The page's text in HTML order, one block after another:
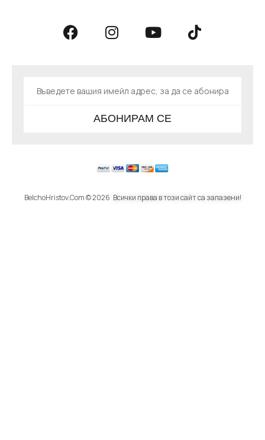
АБОНИРАМ СЕ
BelchoHristov.Com © 2026 Всички права в този сайт са запазени!